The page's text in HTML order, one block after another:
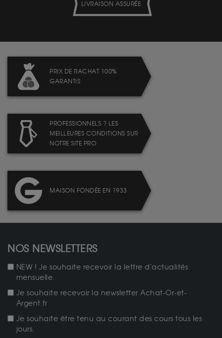
LIVRAISON ASSURÉE
PRIX DE RACHAT 100%
GARANTIS
PROFESSIONNELS ? LES
MEILLEURES CONDITIONS SUR
NOTRE SITE PRO
MAISON FONDÉE EN 1933
NOS NEWSLETTERS
NEW ! Je souhaite recevoir la lettre d'actualités
mensuelle.
Je souhaite recevoir la newsletter Achat-Or-et-
Argent.fr
Je souhaite être tenu au courant des cours tous les
jours.